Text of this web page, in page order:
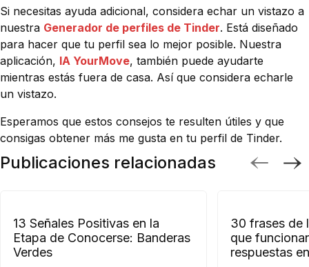
Si necesitas ayuda adicional, considera echar un vistazo a
nuestra Generador de perfiles de Tinder. Está diseñado
para hacer que tu perfil sea lo mejor posible. Nuestra
aplicación, IA YourMove, también puede ayudarte
mientras estás fuera de casa. Así que considera echarle
un vistazo.
Esperamos que estos consejos te resulten útiles y que
consigas obtener más me gusta en tu perfil de Tinder.
Publicaciones relacionadas
13 Señales Positivas en la
Etapa de Conocerse: Banderas
Verdes
30 frases de
que
respuestas